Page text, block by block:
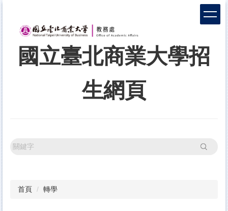
國立臺北商業大學招
生網頁
搜尋
首頁 轉學